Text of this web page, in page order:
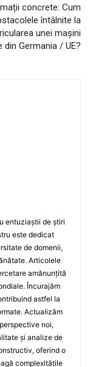
concrete: Cum
întâlnite la
unei mașini
din Germania / UE?
entuziaștii de știri
este dedicat
de domenii,
Articolele
amănunțită
Încurajăm
astfel la
Actualizăm
noi,
și analize de
oferind o
complexitățile